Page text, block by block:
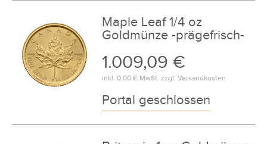
Maple Leaf 1/4 oz
Goldmünze -prägefrisch-
1.009,09 €
inkl. 0,00 €MwSt. zzgl. Versandkosten
Portal geschlossen